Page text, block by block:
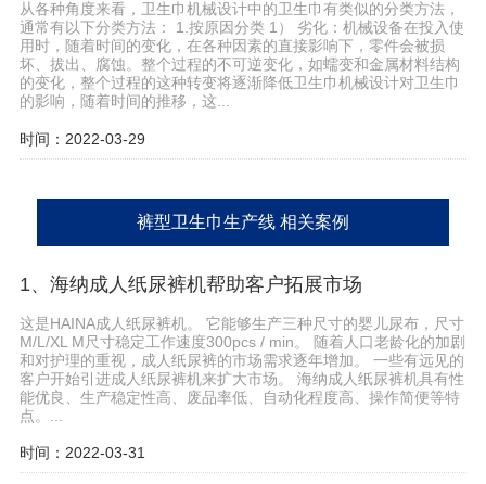
从各种角度来看，卫生巾机械设计中的卫生巾有类似的分类方法，
通常有以下分类方法： 1.按原因分类 1） 劣化：机械设备在投入使
用时，随着时间的变化，在各种因素的直接影响下，零件会被损
坏、拔出、腐蚀。整个过程的不可逆变化，如蠕变和金属材料结构
的变化，整个过程的这种转变将逐渐降低卫生巾机械设计对卫生巾
的影响，随着时间的推移，这...
时间：2022-03-29
裤型卫生巾生产线 相关案例
1、海纳成人纸尿裤机帮助客户拓展市场
这是HAINA成人纸尿裤机。 它能够生产三种尺寸的婴儿尿布，尺寸
M/L/XL M尺寸稳定工作速度300pcs / min。 随着人口老龄化的加剧
和对护理的重视，成人纸尿裤的市场需求逐年增加。 一些有远见的
客户开始引进成人纸尿裤机来扩大市场。 海纳成人纸尿裤机具有性
能优良、生产稳定性高、废品率低、自动化程度高、操作简便等特
点。...
时间：2022-03-31